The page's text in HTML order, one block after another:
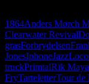
1864Anders Mørch
Clearwater Revival
grasForbrydelsen
JonesIphoneJazz
truckPrimtalRik
FryTarteletterTour de